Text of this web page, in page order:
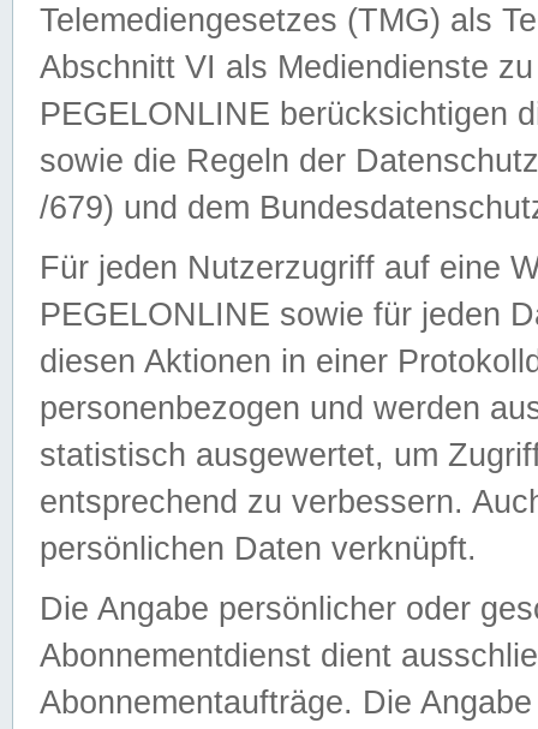
Telemediengesetzes (TMG) als
Abschnitt VI als Mediendienste
PEGELONLINE berücksichtigen
sowie die Regeln der
/679) und dem
Für jeden Nutzerzugriff auf eine
PEGELONLINE sowie für jeden
diesen Aktionen in einer
personenbezogen und werden
statistisch ausgewertet, um
entsprechend zu verbessern.
persönlichen Daten verknüpft.
Die Angabe persönlicher oder
Abonnementdienst dient
Abonnementaufträge. Die